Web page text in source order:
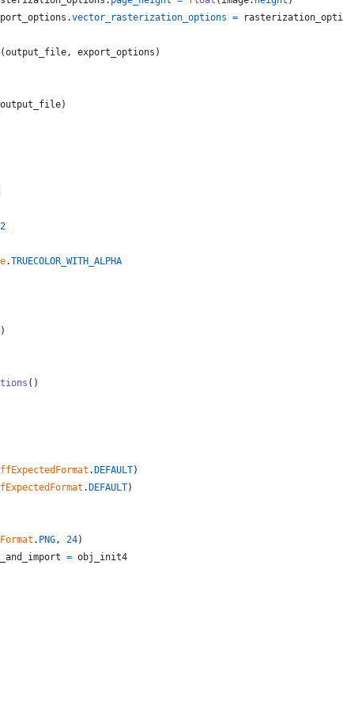
.vector_rasterization_options =
(output_file, export_options )
output_file)
.TRUECOLOR_WITH_ALPHA
()
. DEFAULT)
. DEFAULT)
. PNG, 24)
= obj_init4